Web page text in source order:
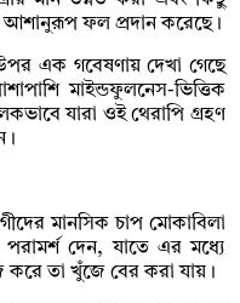
আশানুরূপ ফল প্রদান করেছে।
এক গবেষণায় দেখা গেছে
মাইন্ডফুলনেস-ভিত্তিক
যারা ওই থেরাপি গ্রহণ
মানসিক চাপ মোকাবিলা
পরামর্শ দেন, যাতে এর মধ্যে
করে তা খুঁজে বের করা যায়।